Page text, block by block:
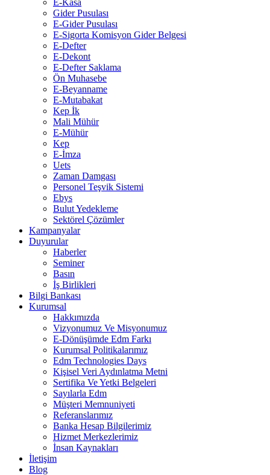
E-Kasa
Gider Pusulası
E-Gider Pusulası
E-Sigorta Komisyon Gider Belgesi
E-Defter
E-Dekont
E-Defter Saklama
Ön Muhasebe
E-Beyanname
E-Mutabakat
Kep İk
Mali Mühür
E-Mühür
Kep
E-İmza
Uets
Zaman Damgası
Personel Teşvik Sistemi
Ebys
Bulut Yedekleme
Sektörel Çözümler
Kampanyalar
Duyurular
Haberler
Seminer
Basın
İş Birlikleri
Bilgi Bankası
Kurumsal
Hakkımızda
Vizyonumuz Ve Misyonumuz
E-Dönüşümde Edm Farkı
Kurumsal Politikalarımız
Edm Technologies Days
Kişisel Veri Aydınlatma Metni
Sertifika Ve Yetki Belgeleri
Sayılarla Edm
Müşteri Memnuniyeti
Referanslarımız
Banka Hesap Bilgilerimiz
Hizmet Merkezlerimiz
İnsan Kaynakları
İletişim
Blog